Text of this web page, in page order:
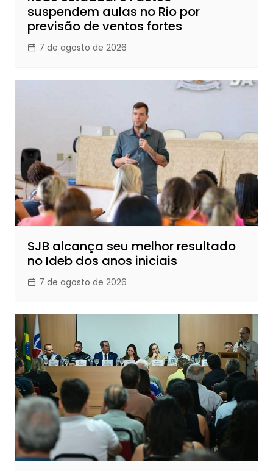
suspendem aulas no Rio por
previsão de ventos fortes
7 de agosto de 2026
SJB alcança seu melhor resultado
no Ideb dos anos iniciais
7 de agosto de 2026